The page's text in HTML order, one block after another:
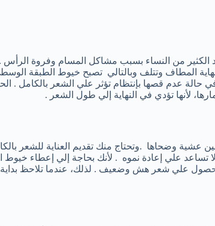
من النساء بسبب مشاكل المسام وفروة الرأس .
المطاف وتتلف وبالتالي تصبح خيوط الطبقة
حالة عدم قصها بإنتظام تؤثر علي الشعر بالكامل .
لأنها تؤدي في النهاية إلي طول الشعر .
وضحاها .وتحتاج منك تقديم العناية للشعر
لا تساعد علي إعادة نموه . لأنك بحاجة إلي إعطاء
علي شعر هش وضعيف . لذلك، عندما تلاحظ بداية